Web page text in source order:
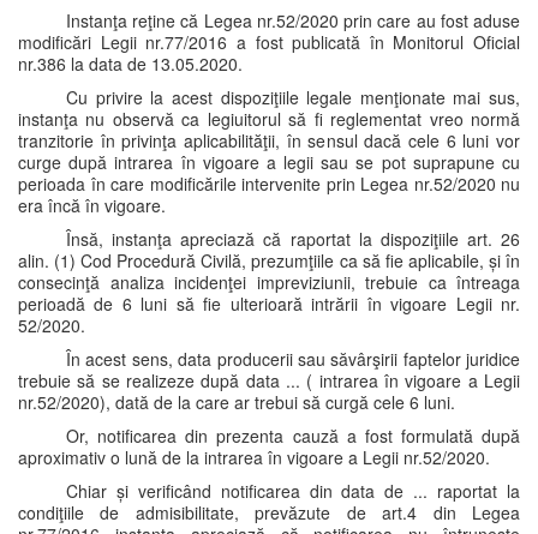
Instanţa reţine că Legea nr.52/2020 prin care au fost aduse
modificări Legii nr.77/2016 a fost publicată în Monitorul Oficial
nr.386 la data de 13.05.2020.
Cu privire la acest dispoziţiile legale menţionate mai sus,
instanţa nu observă ca legiuitorul să fi reglementat vreo normă
tranzitorie în privinţa aplicabilităţii, în sensul dacă cele 6 luni vor
curge după intrarea în vigoare a legii sau se pot suprapune cu
perioada în care modificările intervenite prin Legea nr.52/2020 nu
era încă în vigoare.
Însă, instanţa apreciază că raportat la dispoziţiile art. 26
alin. (1) Cod Procedură Civilă, prezumţiile ca să fie aplicabile, și în
consecinţă analiza incidenţei impreviziunii, trebuie ca întreaga
perioadă de 6 luni să fie ulterioară intrării în vigoare Legii nr.
52/2020.
În acest sens, data producerii sau săvârşirii faptelor juridice
trebuie să se realizeze după data ... ( intrarea în vigoare a Legii
nr.52/2020), dată de la care ar trebui să curgă cele 6 luni.
Or, notificarea din prezenta cauză a fost formulată după
aproximativ o lună de la intrarea în vigoare a Legii nr.52/2020.
Chiar și verificând notificarea din data de ... raportat la
condiţiile de admisibilitate, prevăzute de art.4 din Legea